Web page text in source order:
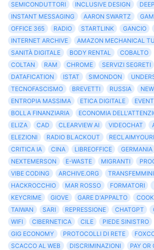
SEMICONDUTTORI
INCLUSIVE DESIGN
INSTANT MESSAGING
AARON SWARTZ
OFFICE 365
RADIO STARTLINK GANCIO
INTERNET ARCHIVE
AMAZON MECHANICAL
SANITÀ DIGITALE
BODY RENTAL COBALTO
COLTAN
RAM CHROME SERVIZI SEGRETI
DATAFICATION
ISTAT SIMONDON
TECNOFASCISMO
BREVETTI RUSSIA
ENTROPIA MASSIMA
ETICA DIGITALE
BOLLA FINANZIARIA
ECONOMIA
ELIZA
CAD CLEARVIEW AI VIDEOCHAT
ELEZIONI
RADIO BLACKOUT
CRITICA IA
CINA LIBREOFFICE GERMANIA
NEXTEMERSON
E-WASTE MIGRANTI
VIBE CODING
ARCHIVE.ORG
HACKROCCHIO
MAR ROSSO FORMATORI
KEYCRIME
GIOVE GARE D'APPALTO
TAIWAN
SARI REPRESSIONE CHATGPT
WIFI
CIBERNETICA CILE PIEDE SINISTRO
GIG ECONOMY
PROTOCOLLI DI RETE
SCACCO AL WEB
DISCRIMINAZIONI PAY OR